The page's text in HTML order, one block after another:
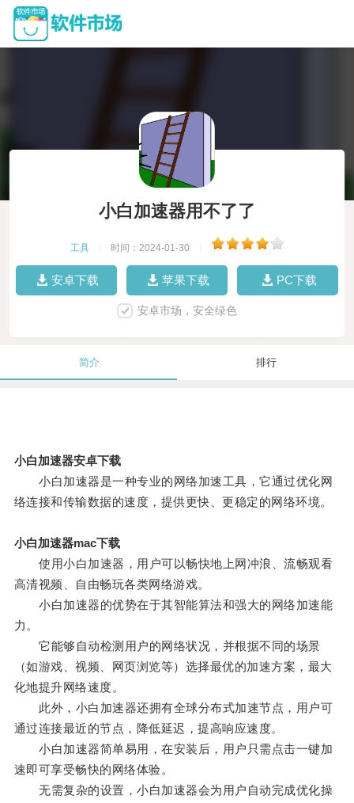
小白加速器用不了了
工具 时间：2024-01-30
安卓下载 苹果下载 PC下载
安卓市场，安全绿色
简介 排行
小白加速器安卓下载
小白加速器是一种专业的网络加速工具，它通过优化网
络连接和传输数据的速度，提供更快、更稳定的网络环境。
小白加速器mac下载
使用小白加速器，用户可以畅快地上网冲浪、流畅观看
高清视频、自由畅玩各类网络游戏。
小白加速器的优势在于其智能算法和强大的网络加速能
力。
它能够自动检测用户的网络状况，并根据不同的场景
（如游戏、视频、网页浏览等）选择最优的加速方案，最大
化地提升网络速度。
此外，小白加速器还拥有全球分布式加速节点，用户可
通过连接最近的节点，降低延迟，提高响应速度。
小白加速器简单易用，在安装后，用户只需点击一键加
速即可享受畅快的网络体验。
无需复杂的设置，小白加速器会为用户自动完成优化操